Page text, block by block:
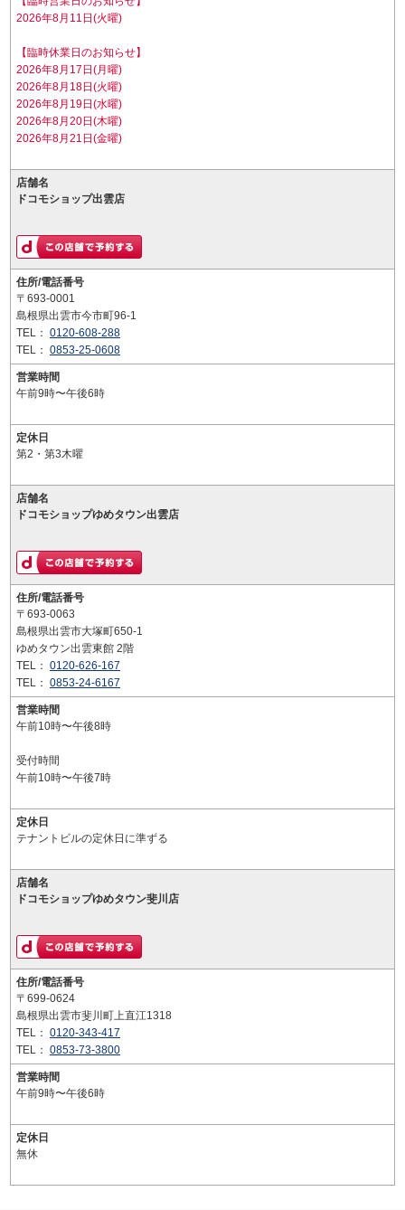
2026年8月11日(火曜)
【臨時休業日のお知らせ】
2026年8月17日(月曜)
2026年8月18日(火曜)
2026年8月19日(水曜)
2026年8月20日(木曜)
2026年8月21日(金曜)
店舗名
ドコモショップ出雲店
住所/電話番号
〒693-0001
島根県出雲市今市町96-1
TEL： 0120-608-288
TEL： 0853-25-0608
営業時間
午前9時〜午後6時
定休日
第2・第3木曜
店舗名
ドコモショップゆめタウン出雲店
住所/電話番号
〒693-0063
島根県出雲市大塚町650-1
ゆめタウン出雲東館 2階
TEL： 0120-626-167
TEL： 0853-24-6167
営業時間
午前10時〜午後8時
受付時間
午前10時〜午後7時
定休日
テナントビルの定休日に準ずる
店舗名
ドコモショップゆめタウン斐川店
住所/電話番号
〒699-0624
島根県出雲市斐川町上直江1318
TEL： 0120-343-417
TEL： 0853-73-3800
営業時間
午前9時〜午後6時
定休日
無休